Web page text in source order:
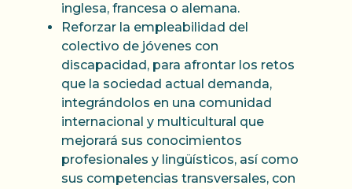
inglesa, francesa o alemana.
Reforzar la empleabilidad del
colectivo de jóvenes con
discapacidad, para afrontar los retos
que la sociedad actual demanda,
integrándolos en una comunidad
internacional y multicultural que
mejorará sus conocimientos
profesionales y lingüísticos, así como
sus competencias transversales, con